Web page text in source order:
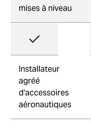
mises à niveau
Installateur
agréé
d'accessoires
aéronautiques